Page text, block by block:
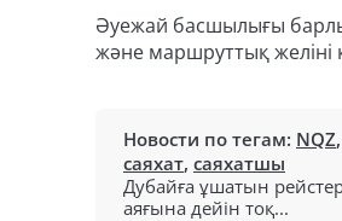
Әуежай басшылығы
және маршруттық
Новости по тегам: NQZ,
саяхат, саяхатшы
Дубайға ұшатын рейстер
аяғына дейін тоқ...